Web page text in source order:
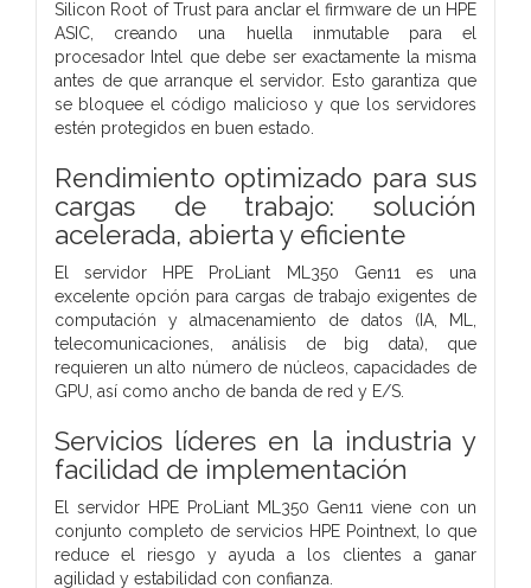
Silicon Root of Trust para anclar el firmware de un HPE
ASIC, creando una huella inmutable para el
procesador Intel que debe ser exactamente la misma
antes de que arranque el servidor. Esto garantiza que
se bloquee el código malicioso y que los servidores
estén protegidos en buen estado.
Rendimiento optimizado para sus
cargas de trabajo: solución
acelerada, abierta y eficiente
El servidor HPE ProLiant ML350 Gen11 es una
excelente opción para cargas de trabajo exigentes de
computación y almacenamiento de datos (IA, ML,
telecomunicaciones, análisis de big data), que
requieren un alto número de núcleos, capacidades de
GPU, así como ancho de banda de red y E/S.
Servicios líderes en la industria y
facilidad de implementación
El servidor HPE ProLiant ML350 Gen11 viene con un
conjunto completo de servicios HPE Pointnext, lo que
reduce el riesgo y ayuda a los clientes a ganar
agilidad y estabilidad con confianza.